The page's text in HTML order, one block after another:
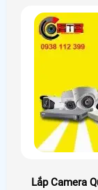
Lắp Camera